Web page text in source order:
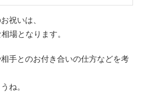
祝いは、
場となります。
手とのお付き合いの仕方などを考
ね。